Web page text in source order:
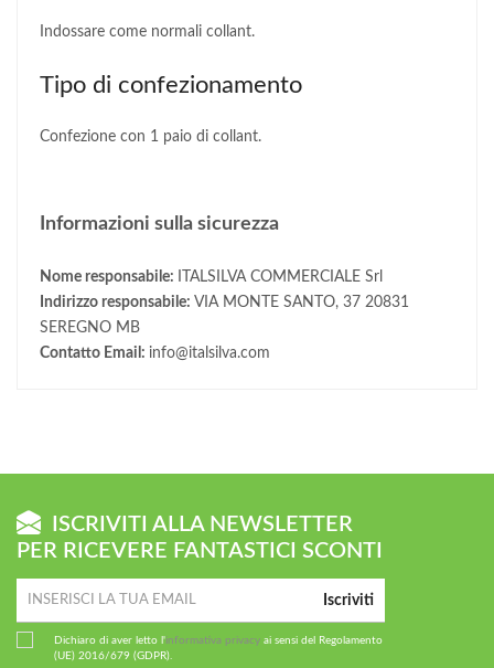
Indossare come normali collant.
Tipo di confezionamento
Confezione con 1 paio di collant.
Informazioni sulla sicurezza
Nome responsabile:
ITALSILVA COMMERCIALE Srl
Indirizzo responsabile: VIA MONTE SANTO, 37 20831
SEREGNO MB
Contatto Email: info@italsilva.com
ISCRIVITI ALLA NEWSLETTER
PER RICEVERE FANTASTICI SCONTI
Iscriviti
Dichiaro di aver letto l'informativa privacy ai sensi del Regolamento
(UE) 2016/679 (GDPR).